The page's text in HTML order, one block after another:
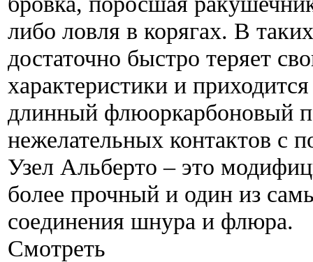
либо ловля в корягах. В
достаточно быстро теряет
характеристики и
длинный флюоркарбоновый
нежелательных контактов с
Узел Альберто – это
более прочный и один из
соединения шнура и флюра.
Смотреть